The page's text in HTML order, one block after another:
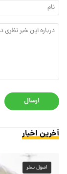
ارسال
آخرین اخبار
اصول سفر